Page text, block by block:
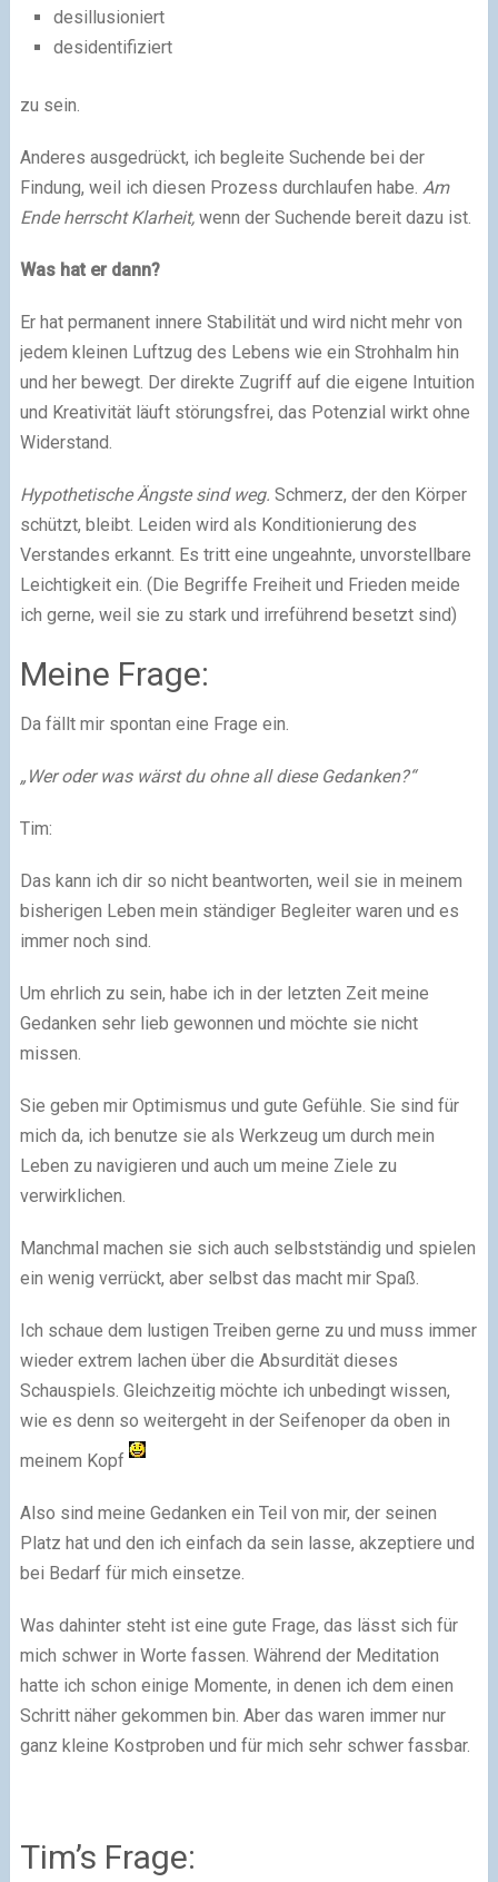
desillusioniert
desidentifiziert
zu sein.
Anderes ausgedrückt, ich begleite Suchende bei der
Findung, weil ich diesen Prozess durchlaufen habe. Am
Ende herrscht Klarheit,wenn der Suchende bereit dazu ist.
Was hat er dann?
Er hat permanent innere Stabilität und wird nicht mehr von
jedem kleinen Luftzug des Lebens wie ein Strohhalm hin
und her bewegt. Der direkte Zugriff auf die eigene Intuition
und Kreativität läuft störungsfrei, das Potenzial wirkt ohne
Widerstand.
Hypothetische Ängste sind weg. Schmerz, der den Körper
schützt, bleibt. Leiden wird als Konditionierung des
Verstandes erkannt. Es tritt eine ungeahnte, unvorstellbare
Leichtigkeit ein. (Die Begriffe Freiheit und Frieden meide
ich gerne, weil sie zu stark und irreführend besetzt sind)
Meine Frage:
Da fällt mir spontan eine Frage ein.
„Wer oder was wärst du ohne all diese Gedanken?“
Tim:
Das kann ich dir so nicht beantworten, weil sie in meinem
bisherigen Leben mein ständiger Begleiter waren und es
immer noch sind.
Um ehrlich zu sein, habe ich in der letzten Zeit meine
Gedanken sehr lieb gewonnen und möchte sie nicht
missen.
Sie geben mir Optimismus und gute Gefühle. Sie sind für
mich da, ich benutze sie als Werkzeug um durch mein
Leben zu navigieren und auch um meine Ziele zu
verwirklichen.
Manchmal machen sie sich auch selbstständig und spielen
ein wenig verrückt, aber selbst das macht mir Spaß.
Ich schaue dem lustigen Treiben gerne zu und muss immer
wieder extrem lachen über die Absurdität dieses
Schauspiels. Gleichzeitig möchte ich unbedingt wissen,
wie es denn so weitergeht in der Seifenoper da oben in
meinem Kopf
Also sind meine Gedanken ein Teil von mir, der seinen
Platz hat und den ich einfach da sein lasse, akzeptiere und
bei Bedarf für mich einsetze.
Was dahinter steht ist eine gute Frage, das lässt sich für
mich schwer in Worte fassen. Während der Meditation
hatte ich schon einige Momente, in denen ich dem einen
Schritt näher gekommen bin. Aber das waren immer nur
ganz kleine Kostproben und für mich sehr schwer fassbar.
Tim’s Frage: